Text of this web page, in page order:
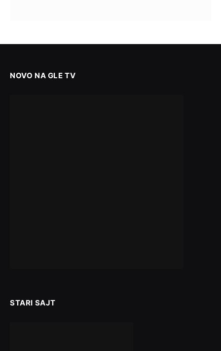
NOVO NA GLE TV
STARI SAJT